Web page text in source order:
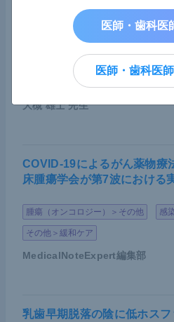
クラファンで若手がん研究
会、秋の学術総会で応援イベ
その他＞その他
藤田医科大学医科学研究センタ
学部 先端医科学研究所 訪問研究
大槻 雄士 先生
COVID-19によるがん薬物
床腫瘍学会が第7波における
腫瘍（オンコロジー）＞その他 感
その他＞緩和ケア
MedicalNoteExpert編集部
乳歯早期脱落の陰に低ホス
医師・歯科医
医師・歯科医